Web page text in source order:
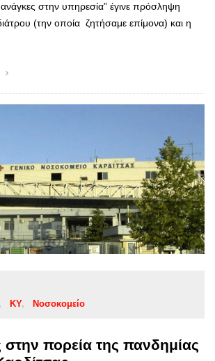
ανάγκες στην υπηρεσία” έγινε πρόσληψη
(την οποία ζητήσαμε επίμονα) και η
ΚΥ Νοσοκομείο
στην πορεία της πανδημίας